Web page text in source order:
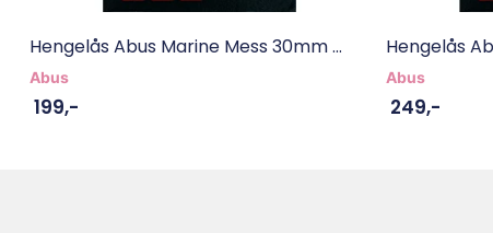
Hengelås Abus Marine Mess 30mm ...
Abus
199,-
Hengelås
Abus
249,-